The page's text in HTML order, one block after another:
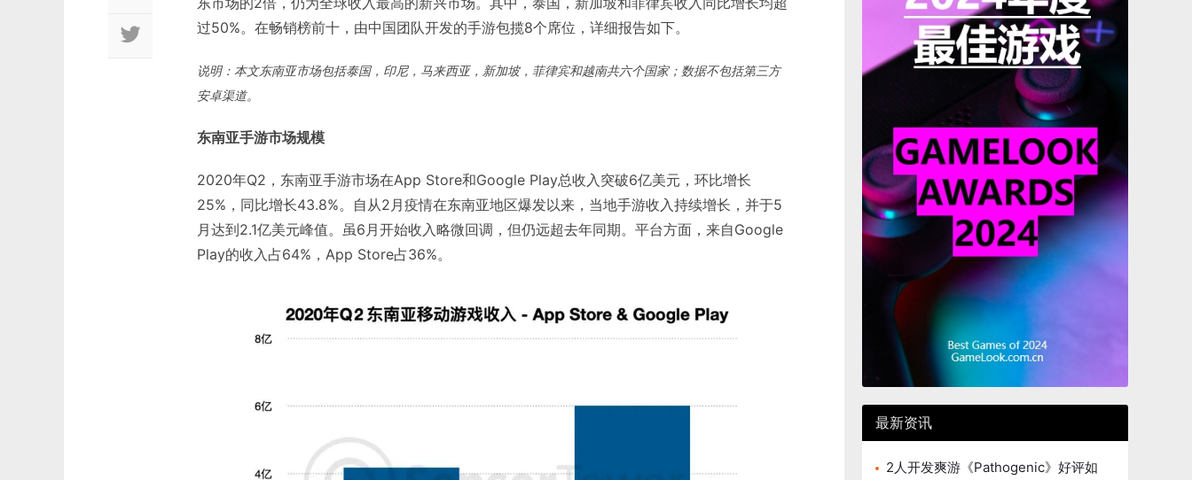
过50%。在畅销榜前十，由中国团队开发的手游包揽8个席位，详细报告如下。
说明：本文东南亚市场包括泰国，印尼，马来西亚，新加坡，菲律宾和越南共六个国家；数据不包括第三方
安卓渠道。
东南亚手游市场规模
2020年Q2，东南亚手游市场在App Store和Google Play总收入突破6亿美元，环比增长
25%，同比增长43.8%。自从2月疫情在东南亚地区爆发以来，当地手游收入持续增长，并于5
月达到2.1亿美元峰值。虽6月开始收入略微回调，但仍远超去年同期。平台方面，来自Google
Play的收入占64%，App Store占36%。
最新资讯
2人开发爽游《Pathogenic》好评如